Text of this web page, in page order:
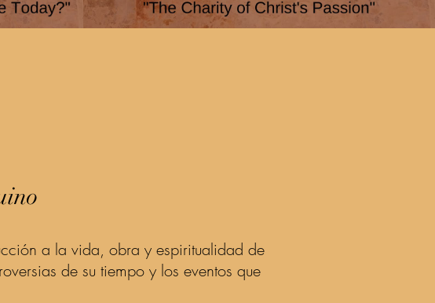
a la vida, obra y espiritualidad de
de su tiempo y los eventos que